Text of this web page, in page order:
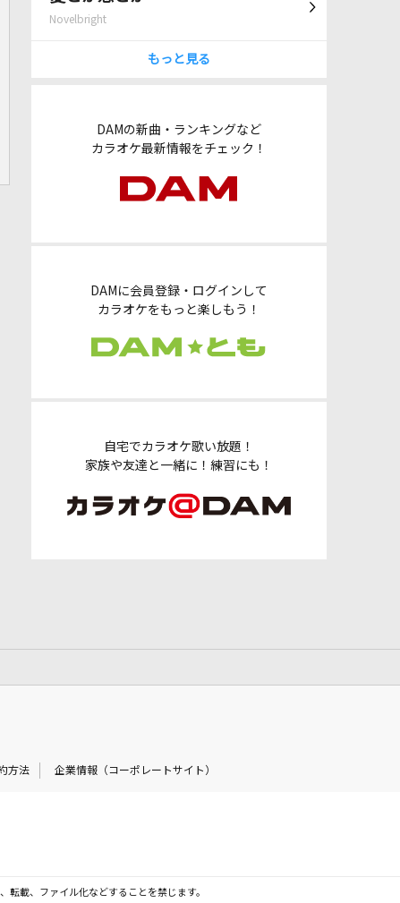
Novelbright
もっと見る
DAMの新曲・ランキングなど
カラオケ最新情報をチェック！
DAMに会員登録・ログインして
カラオケをもっと楽しもう！
自宅でカラオケ歌い放題！
家族や友達と一緒に！練習にも！
方法 企業情報（コーポレートサイト）
載、ファイル化などすることを禁じます。